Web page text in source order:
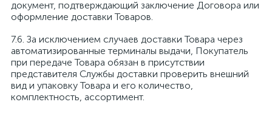
документ, подтверждающий заключение Договора или
оформление доставки Товаров.
За исключением случаев доставки Товара через
автоматизированные терминалы выдачи, Покупатель
при передаче Товара обязан в присутствии
представителя Службы доставки проверить внешний
вид и упаковку Товара и его количество,
комплектность, ассортимент.